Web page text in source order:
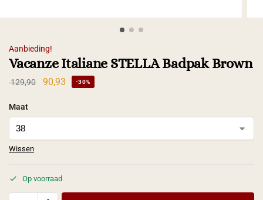
Aanbieding!
Vacanze Italiane STELLA Badpak Brown
129,90 90,93 -30%
Maat
Wissen
Op voorraad